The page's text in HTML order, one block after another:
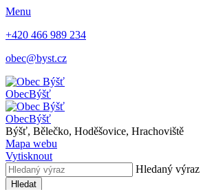
Menu
+420 466 989 234
obec@byst.cz
ObecBýšť
ObecBýšť
Býšť, Bělečko, Hoděšovice, Hrachoviště
Mapa webu
Vytisknout
Hledaný výraz
Hledat